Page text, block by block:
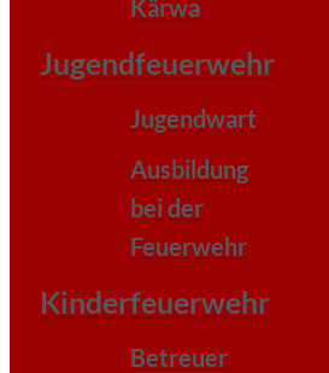
Kärwa
Jugendfeuerwehr
Jugendwart
Ausbildung
bei der
Feuerwehr
Kinderfeuerwehr
Betreuer